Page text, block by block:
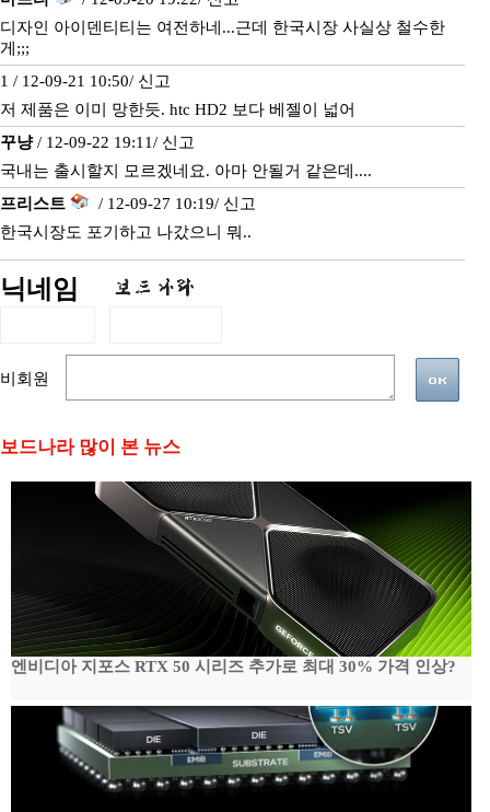
디자인 아이덴티티는 여전하네...근데 한국시장 사실상 철수한
게;;;
1 / 12-09-21 10:50/ 신고
저 제품은 이미 망한듯. htc HD2 보다 베젤이 넓어
꾸냥/ 12-09-22 19:11/ 신고
국내는 출시할지 모르겠네요. 아마 안될거 같은데....
프리스트
/ 12-09-27 10:19/ 신고
한국시장도 포기하고 나갔으니 뭐..
닉네임
비회원
보드나라 많이 본 뉴스
엔비디아 지포스 RTX 50 시리즈 추가로 최대 30% 가격 인상?